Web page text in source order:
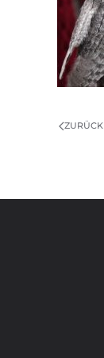
ZURÜCK